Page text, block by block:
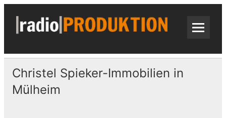
Skip
content
Christel Spieker-Immobilien in
Mülheim